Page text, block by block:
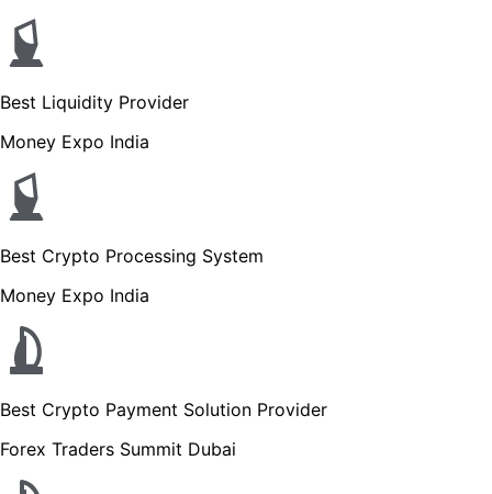
Best Liquidity Provider
Money Expo India
Best Crypto Processing System
Money Expo India
Best Crypto Payment Solution Provider
Forex Traders Summit Dubai